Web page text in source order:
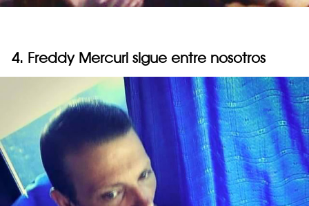
4. Freddy Mercuri sigue entre nosotros